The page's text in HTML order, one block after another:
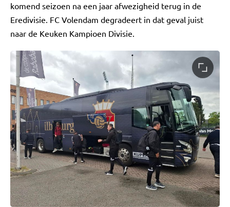
komend seizoen na een jaar afwezigheid terug in de
Eredivisie. FC Volendam degradeert in dat geval juist
naar de Keuken Kampioen Divisie.